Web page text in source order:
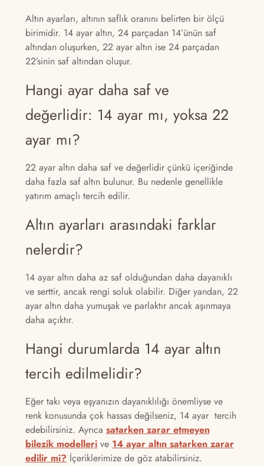
Altın ayarları, altının saflık oranını belirten bir ölçü
birimidir. 14 ayar altın, 24 parçadan 14’ünün saf
altından oluşurken, 22 ayar altın ise 24 parçadan
22’sinin saf altından oluşur.
Hangi ayar daha saf ve
değerlidir: 14 ayar mı, yoksa 22
ayar mı?
22 ayar altın daha saf ve değerlidir çünkü içeriğinde
daha fazla saf altın bulunur. Bu nedenle genellikle
yatırım amaçlı tercih edilir.
Altın ayarları arasındaki farklar
nelerdir?
14 ayar altın daha az saf olduğundan daha dayanıklı
ve serttir, ancak rengi soluk olabilir. Diğer yandan, 22
ayar altın daha yumuşak ve parlaktır ancak aşınmaya
daha açıktır.
Hangi durumlarda 14 ayar altın
tercih edilmelidir?
Eğer takı veya eşyanızın dayanıklılığı önemliyse ve
renk konusunda çok hassas değilseniz, 14 ayar tercih
edebilirsiniz. Ayrıca satarken zarar etmeyen
bilezik modelleri ve 14 ayar altın satarken zarar
edilir mi? İçeriklerimize de göz atabilirsiniz.